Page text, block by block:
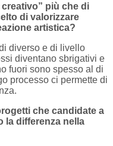
più che di
di valorizzare
artistica?
diverso e di livello
diventano sbrigativi e
fuori sono spesso al di
processo ci permette di
che candidate a
la differenza nella